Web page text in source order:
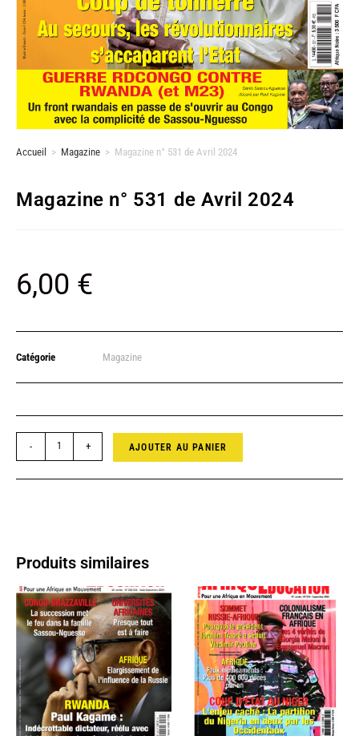
Accueil > Magazine > Magazine n° 531 de Avril 2024
Magazine n° 531 de Avril 2024
6,00 €
Catégorie Magazine
- + AJOUTER AU PANIER
Produits similaires